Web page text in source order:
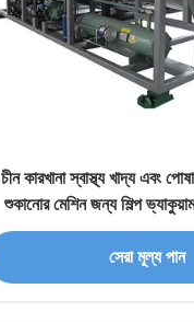
চীন কারখানা স্বাস্থ্য খাদ্য এবং
শুকানোর মেশিন জন্য শিল্প
সেরা মূল্য পান